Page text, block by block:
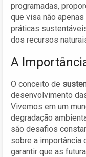
programadas,
que visa não
práticas
dos recursos
A
O conceito de
desenvolvimento
Vivemos em um
degradação
são desafios
sobre a importância
garantir que as